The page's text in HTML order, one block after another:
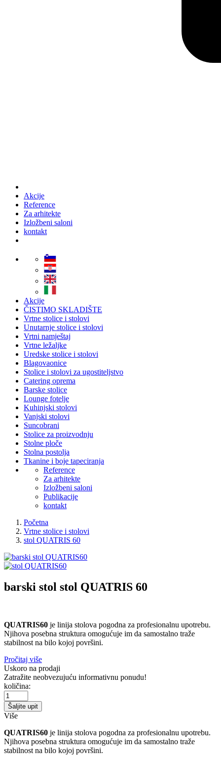
Akcije
Reference
Za arhitekte
Izložbeni saloni
kontakt
Akcije
ČISTIMO SKLADIŠTE
Vrtne stolice i stolovi
Unutarnje stolice i stolovi
Vrtni namještaj
Vrtne ležaljke
Uredske stolice i stolovi
Blagovaonice
Stolice i stolovi za ugostiteljstvo
Catering oprema
Barske stolice
Lounge fotelje
Kuhinjski stolovi
Vanjski stolovi
Suncobrani
Stolice za proizvodnju
Stolne ploče
Stolna postolja
Tkanine i boje tapeciranja
Reference
Za arhitekte
Izložbeni saloni
Publikacije
kontakt
Početna
Vrtne stolice i stolovi
stol QUATRIS 60
barski stol stol QUATRIS 60
QUATRIS60 je linija stolova pogodna za profesionalnu upotrebu.
Njihova posebna struktura omogućuje im da samostalno traže
stabilnost na bilo kojoj površini.
Pročitaj više
Uskoro na prodaji
Zatražite neobvezujuću informativnu ponudu!
količina:
Šaljite upit
Više
QUATRIS60 je linija stolova pogodna za profesionalnu upotrebu.
Njihova posebna struktura omogućuje im da samostalno traže
stabilnost na bilo kojoj površini.